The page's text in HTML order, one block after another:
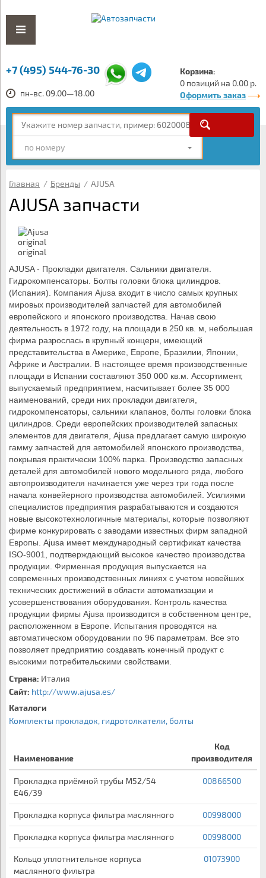
+7 (495) 544-76-30
пн-вс. 09.00—18.00
Корзина:
0 позиций на 0.00 р.
Оформить заказ
по номеру
Главная / Бренды / AJUSA
AJUSA запчасти
AJUSA - Прокладки двигателя. Сальники двигателя.
Гидрокомпенсаторы. Болты головки блока цилиндров.
(Испания). Компания Ajusa входит в число самых крупных
мировых производителей запчастей для автомобилей
европейского и японского производства. Начав свою
деятельность в 1972 году, на площади в 250 кв. м, небольшая
фирма разрослась в крупный концерн, имеющий
представительства в Америке, Европе, Бразилии, Японии,
Африке и Австралии. В настоящее время производственные
площади в Испании составляют 350 000 кв.м. Ассортимент,
выпускаемый предприятием, насчитывает более 35 000
наименований, среди них прокладки двигателя,
гидрокомпенсаторы, сальники клапанов, болты головки блока
цилиндров. Среди европейских производителей запасных
элементов для двигателя, Ajusa предлагает самую широкую
гамму запчастей для автомобилей японского производства,
покрывая практически 100% парка. Производство запасных
деталей для автомобилей нового модельного ряда, любого
автопроизводителя начинается уже через три года после
начала конвейерного производства автомобилей. Усилиями
специалистов предприятия разрабатываются и создаются
новые высокотехнологичные материалы, которые позволяют
фирме конкурировать с заводами известных фирм западной
Европы. Ajusa имеет международный сертификат качества
ISO-9001, подтверждающий высокое качество производства
продукции. Фирменная продукция выпускается на
современных производственных линиях с учетом новейших
технических достижений в области автоматизации и
усовершенствования оборудования. Контроль качества
продукции фирмы Ajusa производится в собственном центре,
расположенном в Европе. Испытания проводятся на
автоматическом оборудовании по 96 параметрам. Все это
позволяет предприятию создавать конечный продукт с
высокими потребительскими свойствами.
Страна: Италия
Сайт: http://www.ajusa.es/
Каталоги
Комплекты прокладок, гидротолкатели, болты
Наименование
Код
производителя
Прокладка приёмной трубы M52/54
E46/39
00866500
Прокладка корпуса фильтра маслянного 00998000
Прокладка корпуса фильтра маслянного 00998000
Кольцо уплотнительное корпуса
маслянного фильтра
01073900